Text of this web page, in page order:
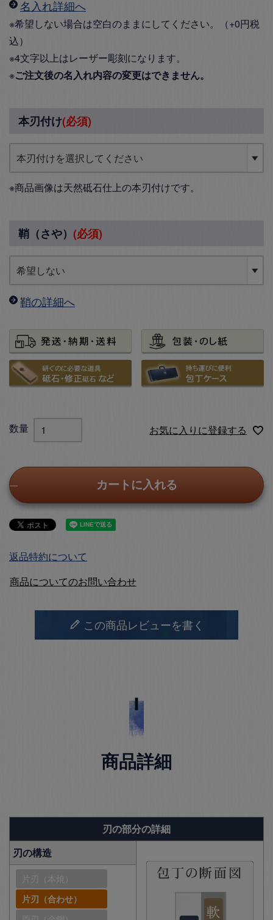
名入れ詳細へ
※希望しない場合は空白のままにしてください。（+0円税
込）
※4文字以上はレーザー彫刻になります。
※ご注文後の名入れ内容の変更はできません。
本刃付け(必須)
※商品画像は天然砥石仕上の本刃付けです。
鞘（さや） (必須)
鞘の詳細へ
お気に入りに登録する
カートに入れる
返品特約について
商品についてのお問い合わせ
この商品レビューを書く
商品詳細
刃の部分の詳細
刃の構造
片刃（本焼）
片刃（合わせ）